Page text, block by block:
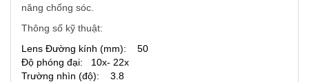
năng chống sóc.
Thông số kỹ thuật:
Lens Đường kính (mm): 50
Độ phóng đại: 10x- 22x
Trường nhìn (độ): 3.8